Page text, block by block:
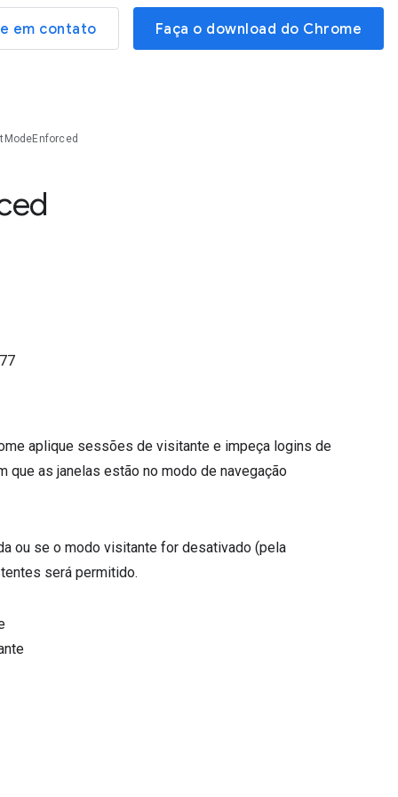
em contato Faça o download do Chrome
77
aplique sessões de visitante e impeça logins de
as janelas estão no modo de navegação
ou se o modo visitante for desativado (pela
será permitido.